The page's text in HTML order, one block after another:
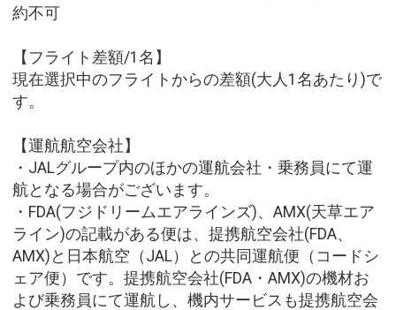
約不可
【フライト差額/1名】
現在選択中のフライトからの差額(大人1名あたり)で
す。
【運航航空会社】
・JALグループ内のほかの運航会社・乗務員にて運
航となる場合がございます。
・FDA(フジドリームエアラインズ)、AMX(天草エア
ライン)の記載がある便は、提携航空会社(FDA、
AMX)と日本航空（JAL）との共同運航便（コードシ
ェア便）です。提携航空会社(FDA・AMX)の機材お
よび乗務員にて運航し、機内サービスも提携航空会